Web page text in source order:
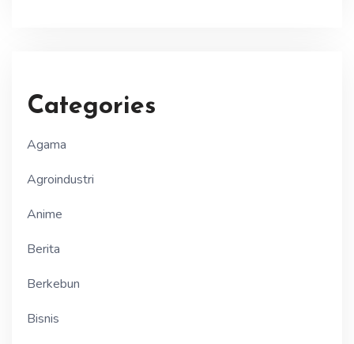
Categories
Agama
Agroindustri
Anime
Berita
Berkebun
Bisnis